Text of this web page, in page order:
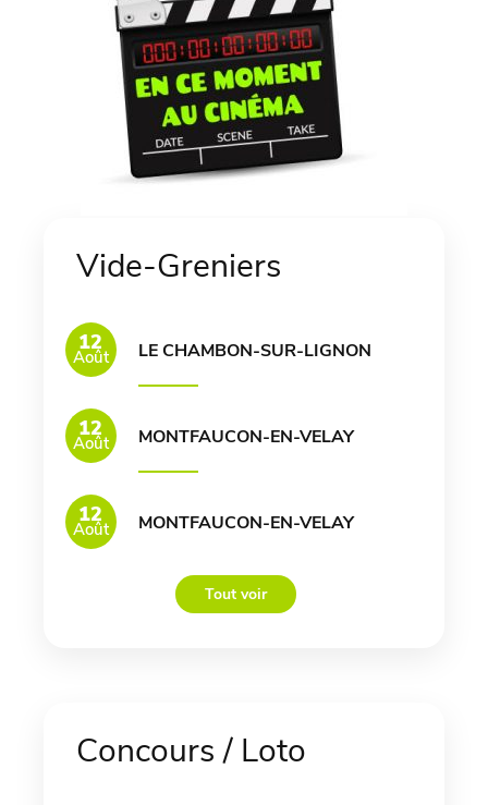
Vide-Greniers
12
Août LE CHAMBON-SUR-LIGNON
12
Août MONTFAUCON-EN-VELAY
12
Août MONTFAUCON-EN-VELAY
Tout voir
Concours / Loto